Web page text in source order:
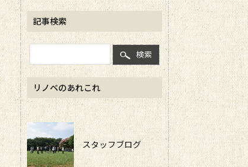
記事検索
検索
リノベのあれこれ
スタッフブログ